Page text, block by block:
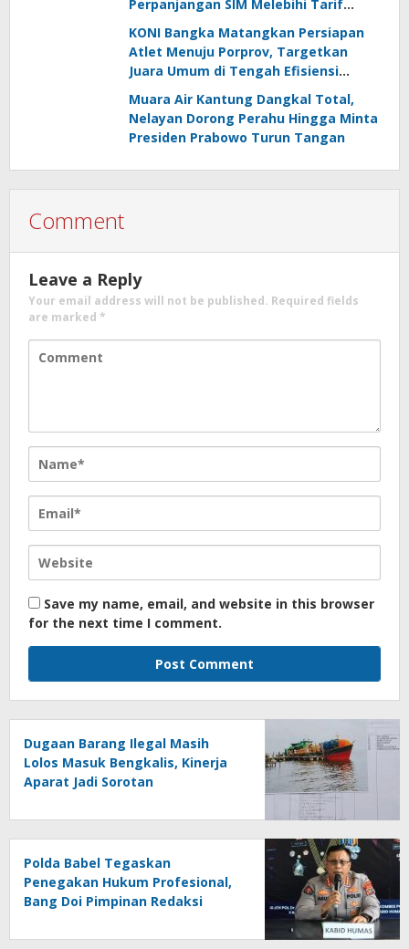
Perpanjangan SIM Melebihi Tarif
Tanggapan
KONI Bangka Matangkan Persiapan
Atlet Menuju Porprov, Targetkan
Juara Umum di Tengah Efisiensi
Muara Air Kantung Dangkal Total,
Nelayan Dorong Perahu Hingga Minta
Presiden Prabowo Turun Tangan
Comment
Leave a Reply
Your email address will not be published. Required fields
are marked *
Save my name, email, and website in this browser
for the next time I comment.
Dugaan Barang Ilegal Masih
Lolos Masuk Bengkalis, Kinerja
Aparat Jadi Sorotan
Polda Babel Tegaskan
Penegakan Hukum Profesional,
Bang Doi Pimpinan Redaksi
Dua Kali Tak Hadiri Panggilan